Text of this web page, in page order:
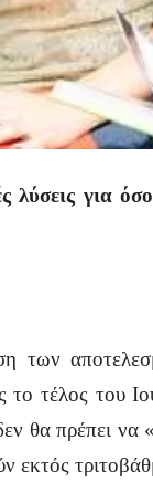
λύσεις για
των
τέλος του
θα πρέπει να
εκτός